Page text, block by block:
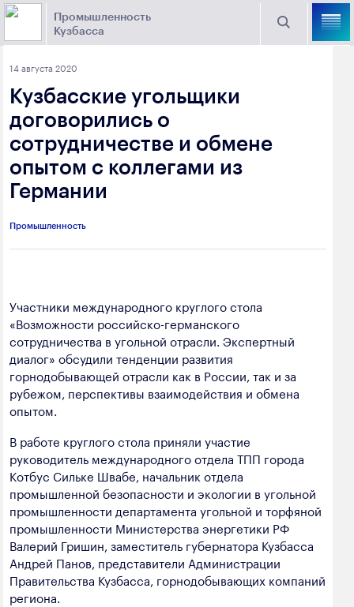
Промышленность
Кузбасса
Поиск
Торговая площадка Кузбасса
Выберите отрасль
Угольная промышленность
Горно-металлургическая промышленность
Химическая промышленность
Электроэнергетика
Промышленность строительных материалов
Добыча общераспространенных
полезных ископаемых
Лёгкая промышленность
Пищевая промышленность
Предприятия
Новости
промышленности
dprom@ako.ru
Создание сайта — Мэйк
14 августа 2020
Кузбасские угольщики
договорились о
сотрудничестве и обмене
опытом с коллегами из
Германии
Промышленность
Участники международного круглого стола
«Возможности российско-германского
сотрудничества в угольной отрасли. Экспертный
диалог» обсудили тенденции развития
горнодобывающей отрасли как в России, так и за
рубежом, перспективы взаимодействия и обмена
опытом.
В работе круглого стола приняли участие
руководитель международного отдела ТПП города
Котбус Сильке Швабе, начальник отдела
промышленной безопасности и экологии в угольной
промышленности департамента угольной и торфяной
промышленности Министерства энергетики РФ
Валерий Гришин, заместитель губернатора Кузбасса
Андрей Панов, представители Администрации
Правительства Кузбасса, горнодобывающих компаний
региона.